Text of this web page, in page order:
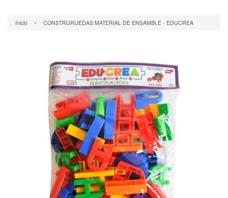
Inicio › CONSTRURUEDAS MATERIAL DE ENSAMBLE - EDUCREA